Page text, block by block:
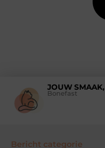
JOUW SMAAK,
Bonefast
Bericht categorie